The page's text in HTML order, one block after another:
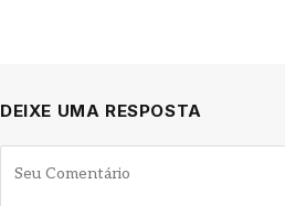
DEIXE UMA RESPOSTA